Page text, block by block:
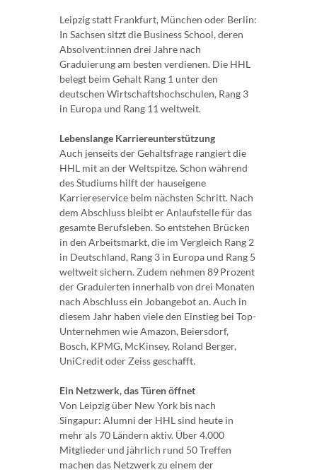
Leipzig statt Frankfurt, München oder Berlin:
In Sachsen sitzt die Business School, deren
Absolvent:innen drei Jahre nach
Graduierung am besten verdienen. Die HHL
belegt beim Gehalt Rang 1 unter den
deutschen Wirtschaftshochschulen, Rang 3
in Europa und Rang 11 weltweit.
Lebenslange Karriereunterstützung
Auch jenseits der Gehaltsfrage rangiert die
HHL mit an der Weltspitze. Schon während
des Studiums hilft der hauseigene
Karriereservice beim nächsten Schritt. Nach
dem Abschluss bleibt er Anlaufstelle für das
gesamte Berufsleben. So entstehen Brücken
in den Arbeitsmarkt, die im Vergleich Rang 2
in Deutschland, Rang 3 in Europa und Rang 5
weltweit sichern. Zudem nehmen 89 Prozent
der Graduierten innerhalb von drei Monaten
nach Abschluss ein Jobangebot an. Auch in
diesem Jahr haben viele den Einstieg bei Top-
Unternehmen wie Amazon, Beiersdorf,
Bosch, KPMG, McKinsey, Roland Berger,
UniCredit oder Zeiss geschafft.
Ein Netzwerk, das Türen öffnet
Von Leipzig über New York bis nach
Singapur: Alumni der HHL sind heute in
mehr als 70 Ländern aktiv. Über 4.000
Mitglieder und jährlich rund 50 Treffen
machen das Netzwerk zu einem der